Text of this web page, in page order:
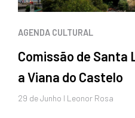
AGENDA CULTURAL
Comissão de Santa
a Viana do Castelo
29 deJunho I Leonor Rosa